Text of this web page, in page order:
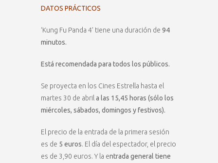
DATOS PRÁCTICOS
‘Kung Fu Panda 4’ tiene una duración de 94
minutos.
Está recomendada para todos los públicos.
Se proyecta en los Cines Estrella hasta el
martes 30 de abril a las 15,45 horas (sólo los
miércoles, sábados, domingos y festivos).
El precio de la entrada de la primera sesión
es de 5 euros. El día del espectador, el precio
es de 3,90 euros. Y la entrada general tiene